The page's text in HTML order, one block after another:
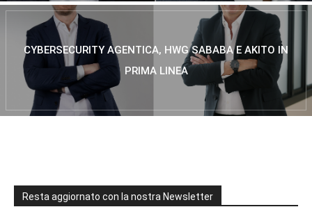
CYBERSECURITY AGENTICA, HWG SABABA E AKITO IN
PRIMA LINEA
Resta aggiornato con la nostra Newsletter